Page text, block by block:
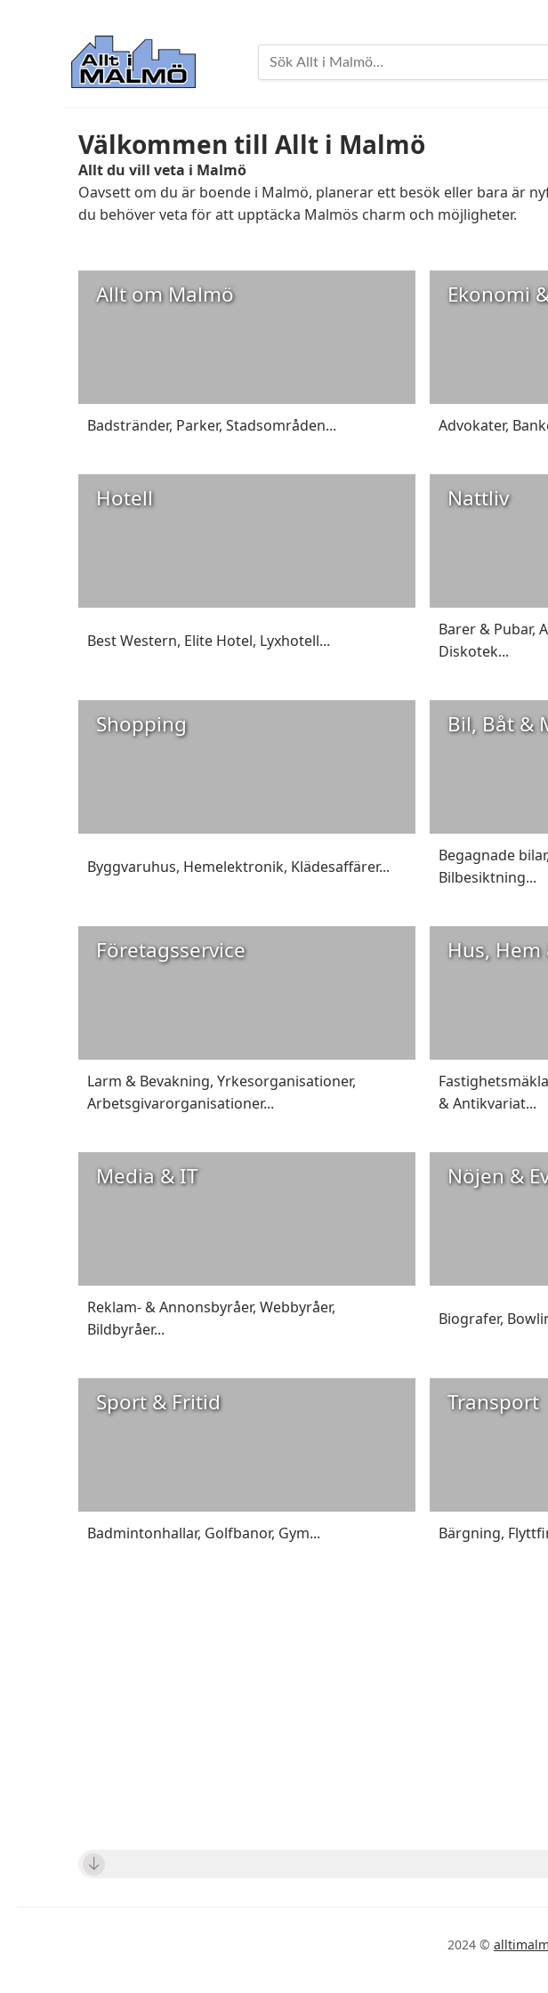
Välkommen till Allt i Malmö
Allt du vill veta i Malmö
Oavsett om du är boende i Malmö, planerar ett besök eller bara är
du behöver veta för att upptäcka Malmös charm och möjligheter.
Allt om Malmö
Badstränder, Parker, Stadsområden...
Ekonomi
Advokater,
Hotell
Best Western, Elite Hotel, Lyxhotell...
Nattliv
Barer & Pubar,
Diskotek...
Shopping
Byggvaruhus, Hemelektronik, Klädesaffärer...
Bil, Båt &
Begagnade bilar,
Bilbesiktning...
Företagsservice
Larm & Bevakning, Yrkesorganisationer,
Arbetsgivarorganisationer...
Hus,
& Antikvariat...
Media & IT
Reklam- & Annonsbyråer, Webbyråer,
Bildbyråer...
Nöjen &
Biografer,
Sport & Fritid
Badmintonhallar, Golfbanor, Gym...
Transport
Bärgning,
2024 ©